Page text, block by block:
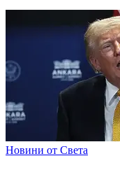
Новини от Света